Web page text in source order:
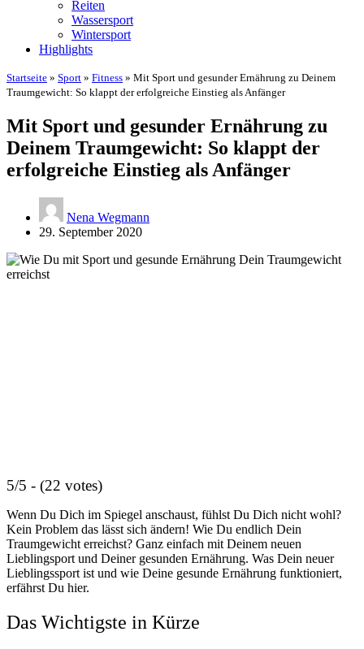
Reiten
Wassersport
Wintersport
Highlights
Startseite » Sport » Fitness » Mit Sport und gesunder Ernährung zu Deinem
Traumgewicht: So klappt der erfolgreiche Einstieg als Anfänger
Mit Sport und gesunder Ernährung zu
Deinem Traumgewicht: So klappt der
erfolgreiche Einstieg als Anfänger
Nena Wegmann
29. September 2020
5/5 - (22 votes)
Wenn Du Dich im Spiegel anschaust, fühlst Du Dich nicht wohl?
Kein Problem das lässt sich ändern! Wie Du endlich Dein
Traumgewicht erreichst? Ganz einfach mit Deinem neuen
Lieblingsport und Deiner gesunden Ernährung. Was Dein neuer
Lieblingssport ist und wie Deine gesunde Ernährung funktioniert,
erfährst Du hier.
Das Wichtigste in Kürze